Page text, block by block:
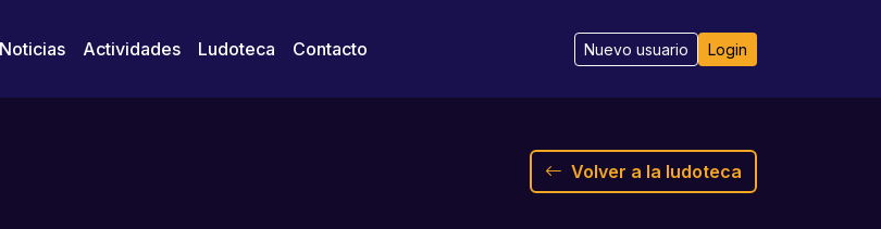
Noticias Actividades Ludoteca Contacto Nuevo usuario Login
Volver a la ludoteca